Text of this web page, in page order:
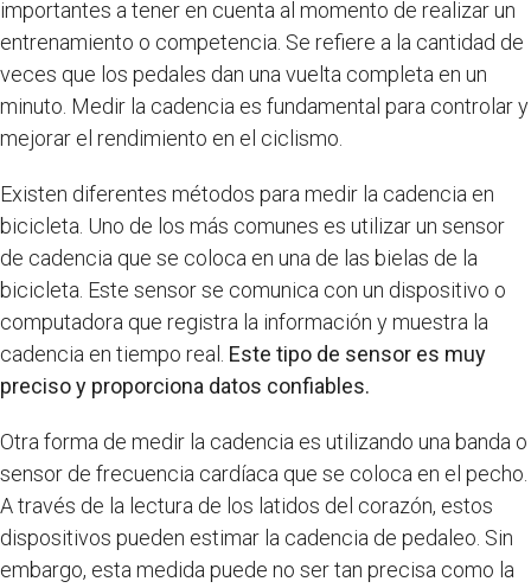
importantes a tener en cuenta al momento de realizar un
entrenamiento o competencia. Se refiere a la cantidad de
veces que los pedales dan una vuelta completa en un
minuto. Medir la cadencia es fundamental para controlar y
mejorar el rendimiento en el ciclismo.
Existen diferentes métodos para medir la cadencia en
bicicleta. Uno de los más comunes es utilizar un sensor
de cadencia que se coloca en una de las bielas de la
bicicleta. Este sensor se comunica con un dispositivo o
computadora que registra la información y muestra la
cadencia en tiempo real. Este tipo de sensor es muy
preciso y proporciona datos confiables.
Otra forma de medir la cadencia es utilizando una banda o
sensor de frecuencia cardíaca que se coloca en el pecho.
A través de la lectura de los latidos del corazón, estos
dispositivos pueden estimar la cadencia de pedaleo. Sin
embargo, esta medida puede no ser tan precisa como la